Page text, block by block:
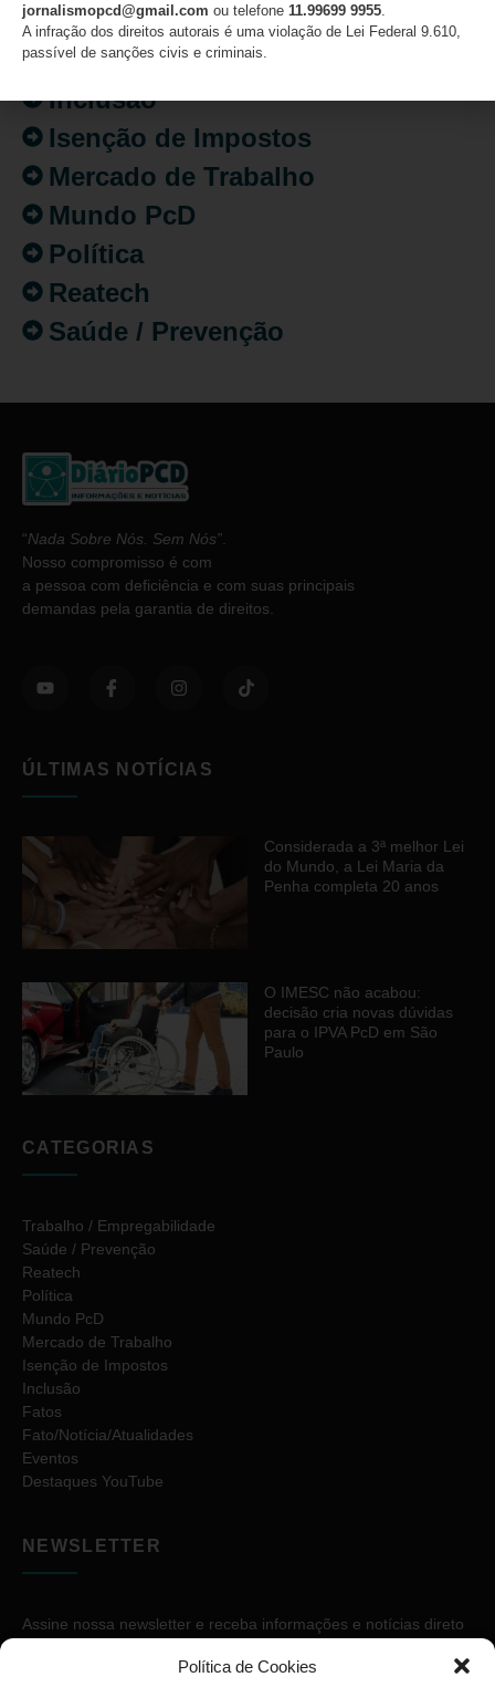
Política de Cookies
Destaques
Fatos
Inclusão
Isenção de Impostos
Mercado de Trabalho
Mundo PcD
Política
Reatech
Saúde / Prevenção
“Nada Sobre Nós. Sem Nós”
Nosso compromisso é com
a pessoa com deficiência e com suas principais
demandas pela garantia de direitos.
ÚLTIMAS NOTÍCIAS
Considerada a 3ª melhor Lei
do Mundo, a Lei Maria da
Penha completa 20 anos
O IMESC não acabou:
decisão cria novas dúvidas
para o IPVA PcD em São
Paulo
CATEGORIAS
Trabalho / Empregabilidade
Saúde / Prevenção
Reatech
Política
Mundo PcD
Mercado de Trabalho
Isenção de Impostos
Inclusão
Fatos
Fato/Notícia/Atualidades
Eventos
Destaques YouTube
NEWSLETTER
Assine nossa newsletter e receba informações e notícias direto
jornalismopcd@gmail.com ou telefone 11.99699 9955
A infração dos direitos autorais é uma violação de Lei Federal 9.610,
passível de sanções civis e criminais.